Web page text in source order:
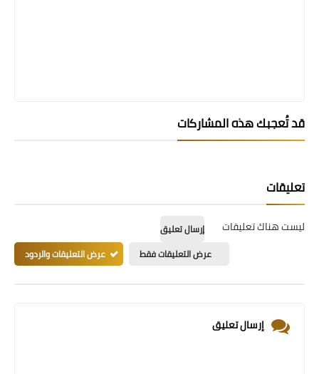
قد تُعجبك هذه المشاركات
تعليقات
ليست هناك تعليقات
إرسال تعليق
عرض التعليقات فقط
عرض التعليقات والردود
إرسال تعليق